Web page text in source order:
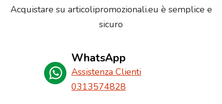
Acquistare su articolipromozionali.eu è semplice e
sicuro
WhatsApp
Assistenza Clienti
0313574828